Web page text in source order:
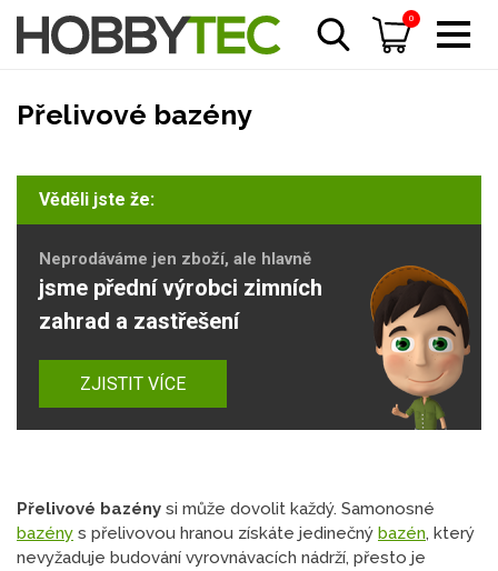
0
Přelivové bazény
Věděli jste že:
Neprodáváme jen zboží, ale hlavně
jsme přední výrobci zimních
zahrad a zastřešení
ZJISTIT VÍCE
Přelivové bazény si může dovolit každý. Samonosné
bazény s přelivovou hranou získáte jedinečný bazén, který
nevyžaduje budování vyrovnávacích nádrží, přesto je